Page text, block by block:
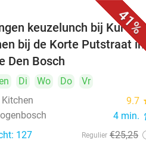
41%
keuzelunch bij Kuro's
bij de Korte Putstraat in
Den Bosch
Di Wo Do
Vr
Kitchen
9.7
4 min.
127 Regulier €25,25